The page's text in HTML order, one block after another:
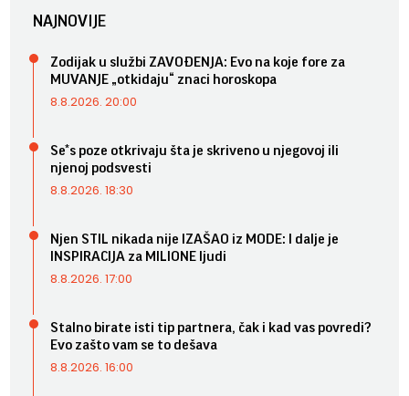
NAJNOVIJE
Zodijak u službi ZAVOĐENJA: Evo na koje fore za
MUVANJE „otkidaju“ znaci horoskopa
8.8.2026. 20:00
Se*s poze otkrivaju šta je skriveno u njegovoj ili
njenoj podsvesti
8.8.2026. 18:30
Njen STIL nikada nije IZAŠAO iz MODE: I dalje je
INSPIRACIJA za MILIONE ljudi
8.8.2026. 17:00
Stalno birate isti tip partnera, čak i kad vas povredi?
Evo zašto vam se to dešava
8.8.2026. 16:00